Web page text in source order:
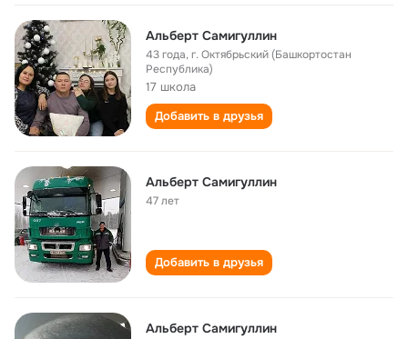
Альберт Самигуллин
43 года,г. Октябрьский (Башкортостан
Республика)
17 школа
Добавить в друзья
Альберт Самигуллин
47 лет
Добавить в друзья
Альберт Самигуллин